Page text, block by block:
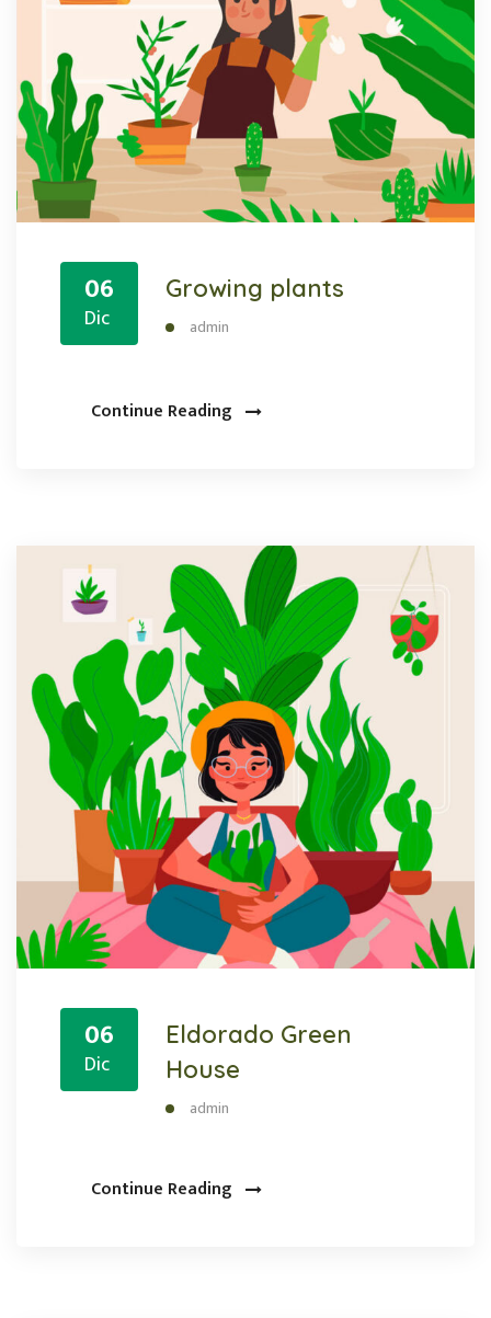
06
Dic
Growing plants
admin
Continue Reading
06
Dic
Eldorado Green
House
admin
Continue Reading